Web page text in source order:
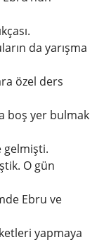
da yarışma
özel ders
boş yer bulmak
gelmişti.
O gün
Ebru ve
yapmaya